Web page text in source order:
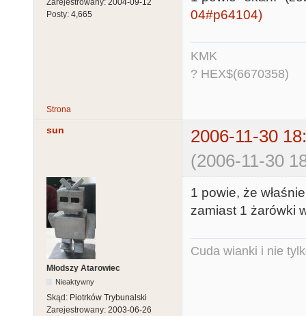
Zarejestrowany: 2004-09-12
Posty: 4,665
04#p64104)
KMK
? HEX$(6670358)
Strona
sun
2006-11-30
(2006-11-30
Młodszy Atarowiec
Nieaktywny
Skąd: Piotrków Trybunalski
Zarejestrowany: 2003-06-26
1 powie, że
zamiast 1 żarówki
Cuda wianki i nie